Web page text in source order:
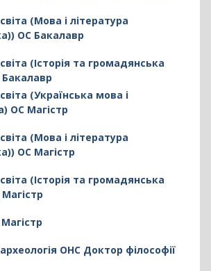
(Мова і література
ОС Бакалавр
(Історія та громадянська
Бакалавр
(Українська мова і
ОС Магістр
(Мова і література
ОС Магістр
(Історія та громадянська
археологія ОНС Доктор філософії